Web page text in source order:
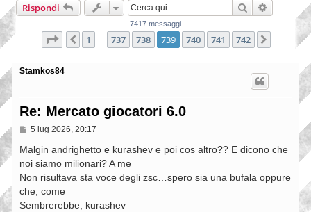
Rispondi Cerca Ricerca
7417 messaggi
Pagina 739 di742
Precedente
1 737 738 739 740 741 742
Stamkos84
Re: Mercato giocatori 6.0
M
s
s
a
g
i
o
5 lug 2026, 20:17
Malgin andrighetto e kurashev e poi cos altro?? E dicono che
noi siamo milionari? A me
Non risultava sta voce degli zsc…spero sia una bufala oppure
che, come
Sembrerebbe, kurashev